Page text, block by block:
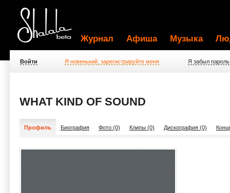
Журнал Афиша Музыка
Войти Я новенький, зарегистрируйте меня Я забыл пароль
WHAT KIND OF SOUND
Профиль Биография Фото (0) Клипы (0) Дискография (0)